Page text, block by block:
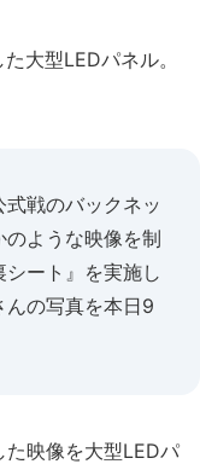
大型LEDパネル。
式戦のバックネッ
のような映像を制
ート』を実施し
んの写真を本日9
た映像を大型LEDパ